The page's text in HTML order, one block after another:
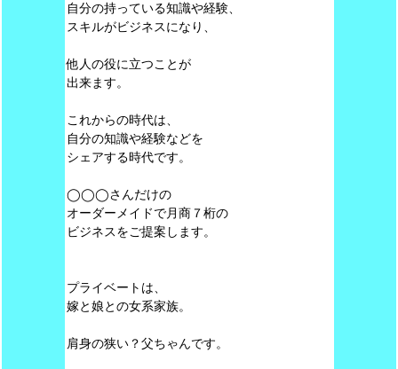
自分の持っている知識や経験、
スキルがビジネスになり、
他人の役に立つことが
出来ます。
これからの時代は、
自分の知識や経験などを
シェアする時代です。
◯◯◯さんだけの
オーダーメイドで月商７桁の
ビジネスをご提案します。
プライベートは、
嫁と娘との女系家族。
肩身の狭い？父ちゃんです。